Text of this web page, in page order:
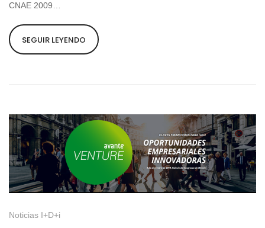
CNAE 2009…
SEGUIR LEYENDO
Noticias I+D+i